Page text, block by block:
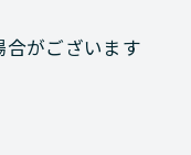
がございます